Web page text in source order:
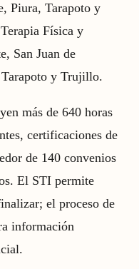
Piura, Tarapoto y
Física y
San Juan de
y Trujillo.
más de 640 horas
certificaciones de
de 140 convenios
El STI permite
el proceso de
información